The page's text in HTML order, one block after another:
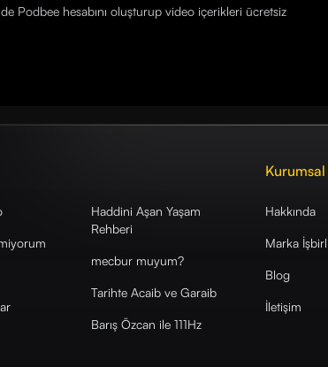
Podbee hesabını oluşturup video içerikleri ücretsiz
Haddini Aşan Yaşam
Rehberi
mecbur muyum?
Tarihte Acaib ve Garaib
Barış Özcan ile 111Hz
Kurumsal
Hakkında
Marka
Blog
İletişim